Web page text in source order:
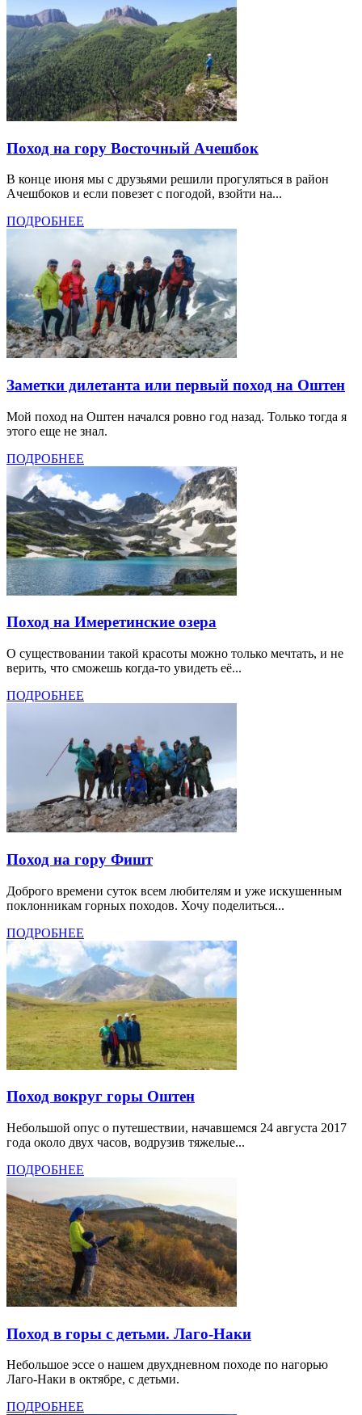
Поход на гору Восточный Ачешбок
В конце июня мы с друзьями решили прогуляться в район
Ачешбоков и если повезет с погодой, взойти на...
ПОДРОБНЕЕ
Заметки дилетанта или первый поход на Оштен
Мой поход на Оштен начался ровно год назад. Только тогда я
этого еще не знал.
ПОДРОБНЕЕ
Поход на Имеретинские озера
О существовании такой красоты можно только мечтать, и не
верить, что сможешь когда-то увидеть её...
ПОДРОБНЕЕ
Поход на гору Фишт
Доброго времени суток всем любителям и уже искушенным
поклонникам горных походов. Хочу поделиться...
ПОДРОБНЕЕ
Поход вокруг горы Оштен
Небольшой опус о путешествии, начавшемся 24 августа 2017
года около двух часов, водрузив тяжелые...
ПОДРОБНЕЕ
Поход в горы с детьми. Лаго-Наки
Небольшое эссе о нашем двухдневном походе по нагорью
Лаго-Наки в октябре, с детьми.
ПОДРОБНЕЕ